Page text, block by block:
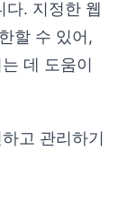
다. 지정한 웹
할 수 있어,
데 도움이
고 관리하기